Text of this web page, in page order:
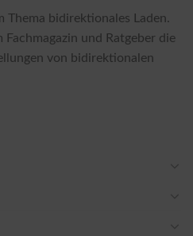
Thema bidirektionales Laden.
Fachmagazin und Ratgeber die
von bidirektionalen